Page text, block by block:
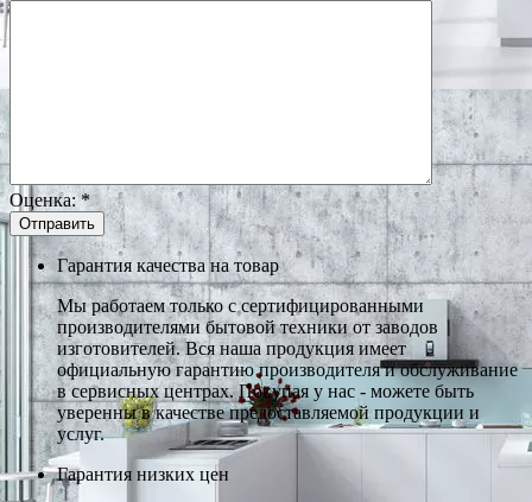
Оценка:*
Гарантия качества на товар
Мы работаем только с сертифицированными
производителями бытовой техники от заводов
изготовителей. Вся наша продукция имеет
официальную гарантию производителя и обслуживание
в сервисных центрах. Покупая у нас - можете быть
уверенны в качестве предоставляемой продукции и
услуг.
Гарантия низких цен